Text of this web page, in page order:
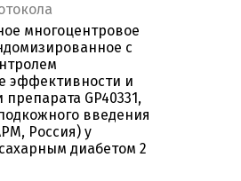
многоцентровое
с
эффективности и
препарата GP40331,
введения
Россия) у
диабетом 2